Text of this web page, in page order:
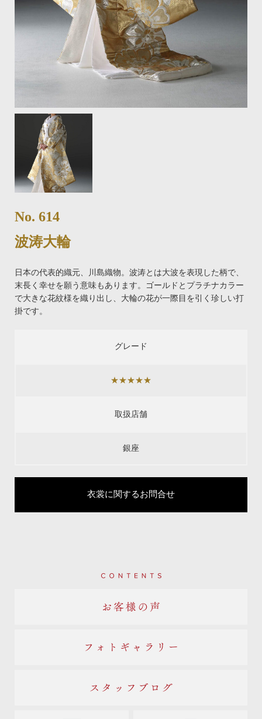
No. 614
波涛大輪
日本の代表的織元、川島織物。波涛とは大波を表現した柄で、
末長く幸せを願う意味もあります。ゴールドとプラチナカラー
で大きな花紋様を織り出し、大輪の花が一際目を引く珍しい打
掛です。
グレード
★★★★★
取扱店舗
銀座
衣裳に関するお問合せ
Contents
お客様の声
フォトギャラリー
スタッフブログ